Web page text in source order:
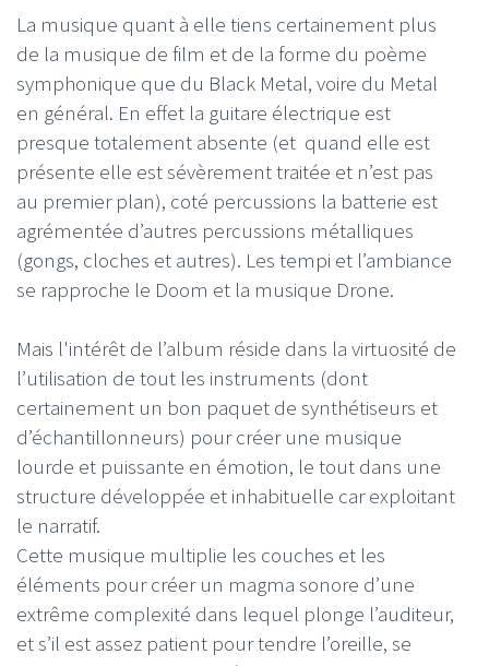
La musique quant à elle tiens certainement plus
de la musique de film et de la forme du poème
symphonique que du Black Metal, voire du Metal
en général. En effet la guitare électrique est
presque totalement absente (et quand elle est
présente elle est sévèrement traitée et n’est pas
au premier plan), coté percussions la batterie est
agrémentée d’autres percussions métalliques
(gongs, cloches et autres). Les tempi et l’ambiance
se rapproche le Doom et la musique Drone.
Mais l'intérêt de l’album réside dans la virtuosité de
l’utilisation de tout les instruments (dont
certainement un bon paquet de synthétiseurs et
d’échantillonneurs) pour créer une musique
lourde et puissante en émotion, le tout dans une
structure développée et inhabituelle car exploitant
le narratif.
Cette musique multiplie les couches et les
éléments pour créer un magma sonore d’une
extrême complexité dans lequel plonge l’auditeur,
et s’il est assez patient pour tendre l’oreille, se